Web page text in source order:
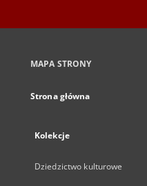
MAPA STRONY
Strona główna
Kolekcje
Dziedzictwo kulturowe